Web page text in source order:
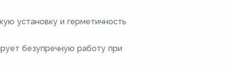
установку и герметичность
безупречную работу при